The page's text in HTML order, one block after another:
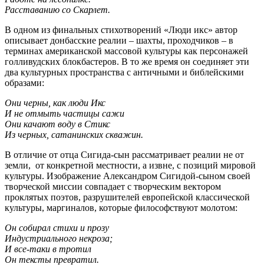
Расставанию со Скарлет.
В одном из финальных стихотворений «Люди икс» автор
описывает донбасские реалии – шахты, проходчиков – в
терминах американской массовой культуры как персонажей
голливудских блокбастеров. В то же время он соединяет эти
два культурных пространства с античными и библейскими
образами:
Они черны, как люди Икс
И не отмыть частицы сажи
Они качают воду в Стикс
Из черных, сатанинских скважин.
В отличие от отца Сигида-сын рассматривает реалии не от
земли, от конкретной местности, а извне, с позиций мировой
культуры. Изображение Александром Сигидой-сыном своей
творческой миссии совпадает с творческим вектором
проклятых поэтов, разрушителей европейской классической
культуры, маргиналов, которые философствуют молотом:
Он собирал стихи и прозу
Индустриального некроза;
И все-таки в тротил
Он тексты превратил.